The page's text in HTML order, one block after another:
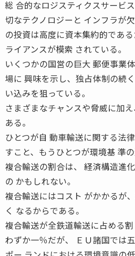
総 合的なロジスティクスサービ
切なテクノロジーと インフラが
の投資は高度に資本集約的であ
ライアンスが模索 されている。
いくつかの国営の巨大 郵便事業
場に 興味を示し、独占体制の続
い込みを狙っている。
さまざまなチャンスや脅威に加
ある。
ひとつが自 動車輸送に関する法
すこと、もうひとつが環境基 準の
複合輸送の割合は、 経済構造進
の かもしれない。
複合輸送にはコスト がかかるが
く なるからである。
複合輸送が全鉄道輸送に占める
わずか一％だが、 ＥＵ諸国では